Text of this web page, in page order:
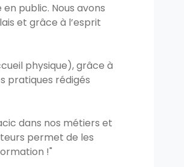
public. Nous avons
et grâce à l’esprit
physique), grâce à
pratiques rédigés
dans nos métiers et
permet de les
!"